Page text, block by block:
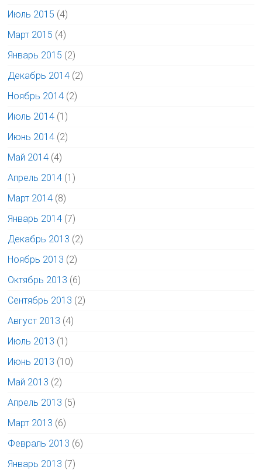
Июль 2015 (4)
Март 2015 (4)
Январь 2015 (2)
Декабрь 2014 (2)
Ноябрь 2014 (2)
Июль 2014 (1)
Июнь 2014 (2)
Май 2014 (4)
Апрель 2014 (1)
Март 2014 (8)
Январь 2014 (7)
Декабрь 2013 (2)
Ноябрь 2013 (2)
Октябрь 2013 (6)
Сентябрь 2013 (2)
Август 2013 (4)
Июль 2013 (1)
Июнь 2013 (10)
Май 2013 (2)
Апрель 2013 (5)
Март 2013 (6)
Февраль 2013 (6)
Январь 2013 (7)